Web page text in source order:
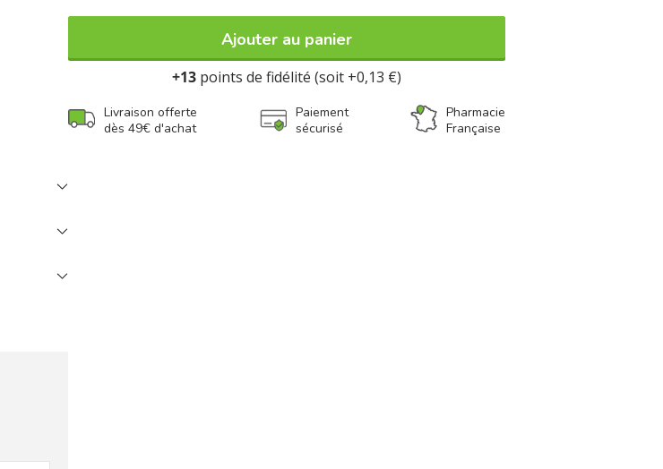
Ajouter au panier
+13 points de fidélité (soit +0,13 €)
Livraison offerte
dès 49€ d'achat
Paiement
sécurisé
Pharmacie
Française